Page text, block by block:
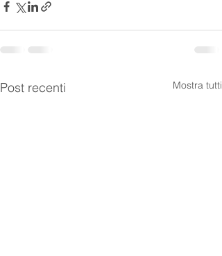
Post recenti Mostra tutti